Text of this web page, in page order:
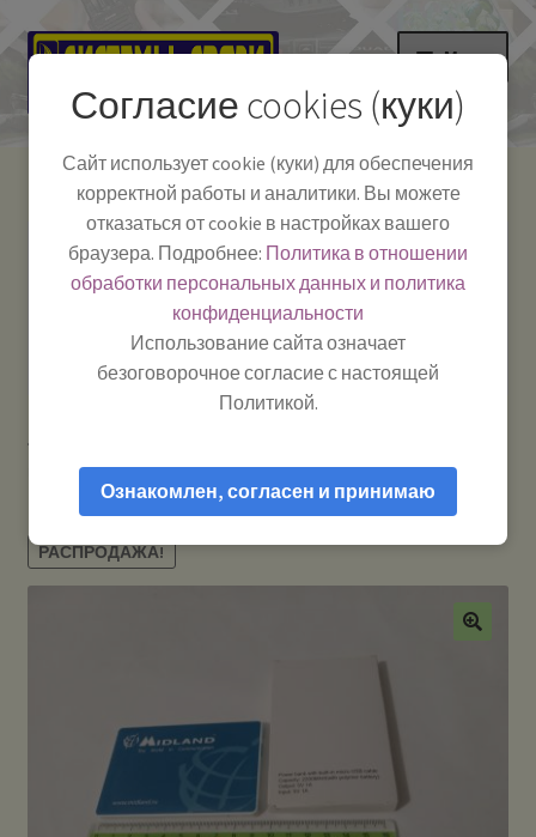
Перейти
навигации
Перейти
содержимому
Меню
Как пользоваться
Полезная информация
Мой аккаунт
Системы Связи:
г. Красноярск, ул.
Работаем:Пн-Пт:
10:00–18:00
-
Телефон:+7-
391-249-1040
Тел.|WA|Telegram:
+79029904090
пауэр банк для телефона компактный (power bank) Midland
РАСПРОДАЖА!
Согласие cookies (куки)
Сайт использует cookie (куки) для обеспечения
корректной работы и аналитики. Вы можете
отказаться от cookie в настройках вашего
браузера. Подробнее: Политика в отношении
обработки персональных данных и политика
конфиденциальности
Использование сайта означает
безоговорочное согласие с настоящей
Политикой.
Ознакомлен, согласен и принимаю